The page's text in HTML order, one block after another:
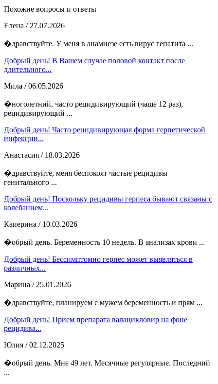
Похожие вопросы и ответы
Елена / 27.07.2026
�дравствуйте. У меня в анамнезе есть вирус гепатита ...
Добрый день! В Вашем случае половой контакт после
длительного...
Мила / 06.05.2026
�ноголетний, часто рецидивирующий (чаще 12 раз),
рецидивирующий ...
Добрый день! Часто рецидивирующая форма герпетической
инфекции...
Анастасия / 18.03.2026
�дравствуйте, меня беспокоят частые рецидивы
генитального ...
Добрый день! Поскольку рецидивы герпеса бывают связаны с
колебанием...
Каиерина / 10.03.2026
�обрый день. Беременность 10 недель. В анализах крови ...
Добрый день! Бессимптомно герпес может выявляться в
различных...
Марина / 25.01.2026
�дравствуйте, планируем с мужем беременность и прям ...
Добрый день! Прием препарата валацикловир на фоне
рецидива...
Юлия / 02.12.2025
�обрый день. Мне 49 лет. Месячные регулярные. Последний
...